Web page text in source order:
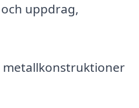
uppdrag,
metallkonstruktioner